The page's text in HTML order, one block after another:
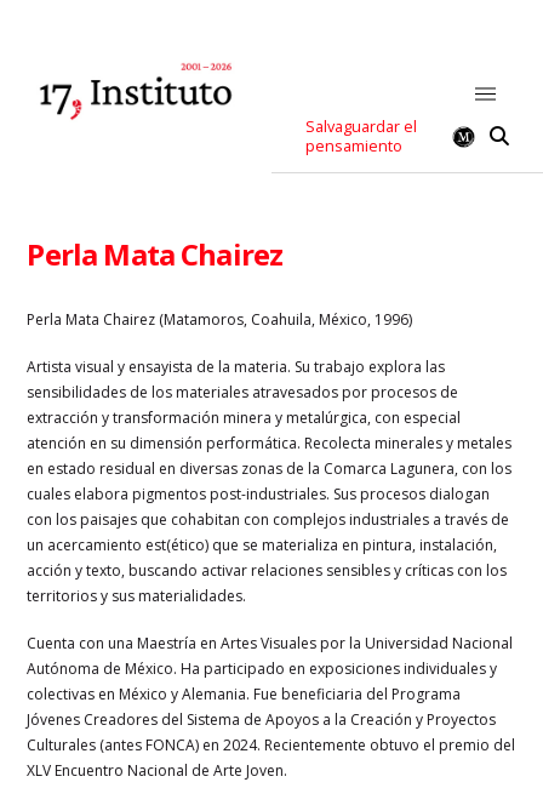
Salvaguardar el
pensamiento
Perla Mata Chairez
Perla Mata Chairez (Matamoros, Coahuila, México, 1996)
Artista visual y ensayista de la materia. Su trabajo explora las
sensibilidades de los materiales atravesados por procesos de
extracción y transformación minera y metalúrgica, con especial
atención en su dimensión performática. Recolecta minerales y metales
en estado residual en diversas zonas de la Comarca Lagunera, con los
cuales elabora pigmentos post-industriales. Sus procesos dialogan
con los paisajes que cohabitan con complejos industriales a través de
un acercamiento est(ético) que se materializa en pintura, instalación,
acción y texto, buscando activar relaciones sensibles y críticas con los
territorios y sus materialidades.
Cuenta con una Maestría en Artes Visuales por la Universidad Nacional
Autónoma de México. Ha participado en exposiciones individuales y
colectivas en México y Alemania. Fue beneficiaria del Programa
Jóvenes Creadores del Sistema de Apoyos a la Creación y Proyectos
Culturales (antes FONCA) en 2024. Recientemente obtuvo el premio del
XLV Encuentro Nacional de Arte Joven.